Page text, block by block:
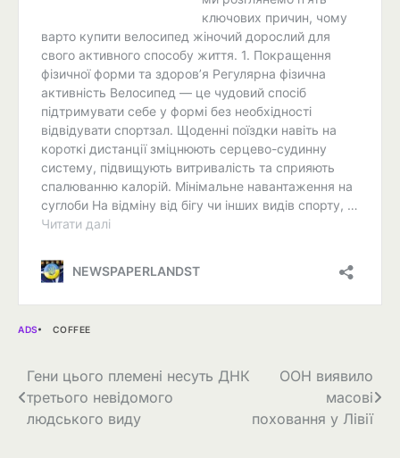
ADS COFFEE
Навігація
записів
Гени цього племені несуть ДНК
третього невідомого
людського виду
ООН виявило
масові
поховання у Лівії